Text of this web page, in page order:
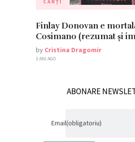
CĂRȚI
Finlay Donovan e
Cosimano (rezumat și
by Cristina Dragomir
3 ANI AGO
ABONARE
Email(obligatoriu)